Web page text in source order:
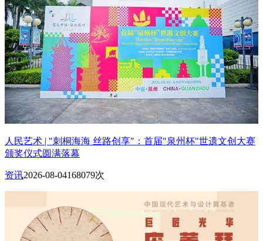
人民艺术 | "刺桐海海 丝路创享"：首届"泉州杯"世遗文创大赛
颁奖仪式圆满落幕
资讯2026-08-04168079次